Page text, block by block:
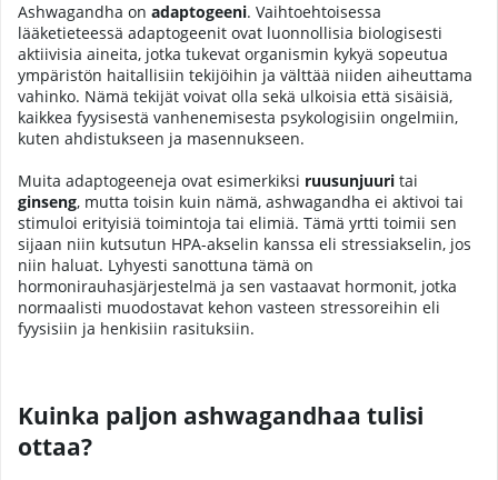
Ashwagandha on adaptogeeni. Vaihtoehtoisessa
lääketieteessä adaptogeenit ovat luonnollisia biologisesti
aktiivisia aineita, jotka tukevat organismin kykyä sopeutua
ympäristön haitallisiin tekijöihin ja välttää niiden aiheuttama
vahinko. Nämä tekijät voivat olla sekä ulkoisia että sisäisiä,
kaikkea fyysisestä vanhenemisesta psykologisiin ongelmiin,
kuten ahdistukseen ja masennukseen.
Muita adaptogeeneja ovat esimerkiksi ruusunjuuri tai
ginseng, mutta toisin kuin nämä, ashwagandha ei aktivoi tai
stimuloi erityisiä toimintoja tai elimiä. Tämä yrtti toimii sen
sijaan niin kutsutun HPA-akselin kanssa eli stressiakselin, jos
niin haluat. Lyhyesti sanottuna tämä on
hormonirauhasjärjestelmä ja sen vastaavat hormonit, jotka
normaalisti muodostavat kehon vasteen stressoreihin eli
fyysisiin ja henkisiin rasituksiin.
Kuinka paljon ashwagandhaa tulisi
ottaa?